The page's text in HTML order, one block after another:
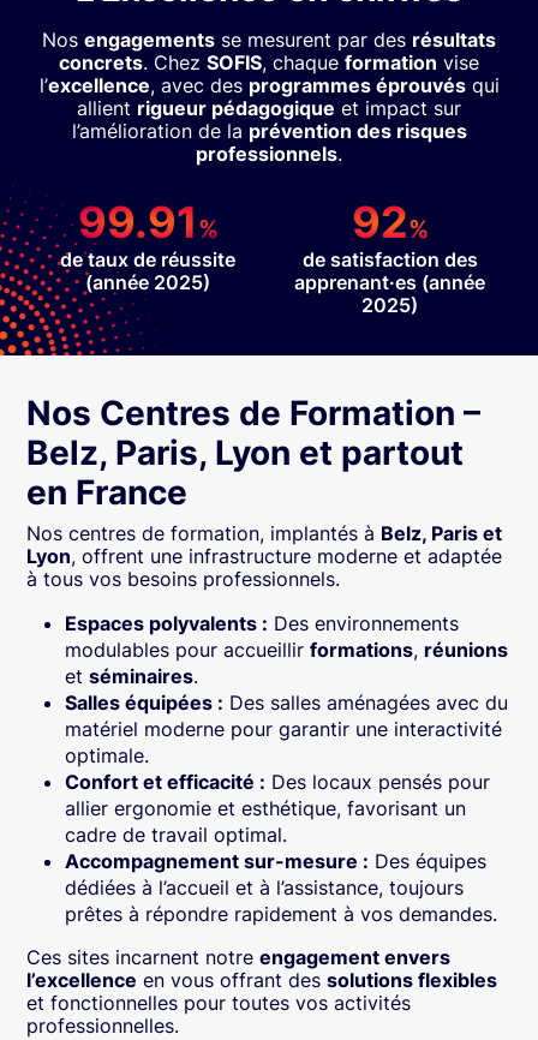
Nos engagements se mesurent par des résultats
concrets. Chez SOFIS, chaque formation vise
l’excellence, avec des programmes éprouvésqui
allient rigueur pédagogique et impact sur
l’amélioration de la prévention des risques
professionnels.
99.91 %
de taux de réussite
(année 2025)
92%
de satisfaction des
apprenant·es (année
2025)
Nos Centres de Formation –
Belz, Paris, Lyon et partout
en France
Nos centres de formation, implantés à Belz, Paris et
Lyon, offrent une infrastructure moderne et adaptée
à tous vos besoins professionnels.
Espaces polyvalents : Des environnements
modulables pour accueillirformations, réunions
etséminaires.
Salles équipées : Des salles aménagées avec du
matériel moderne pour garantir une interactivité
optimale.
Confort et efficacité : Des locaux pensés pour
allier ergonomie et esthétique, favorisant un
cadre de travail optimal.
Accompagnement sur-mesure : Des équipes
dédiées à l’accueil et à l’assistance, toujours
prêtes à répondre rapidement à vos demandes.
Ces sites incarnent notreengagement envers
l’excellence en vous offrant dessolutions flexibles
et fonctionnelles pour toutes vos activités
professionnelles.